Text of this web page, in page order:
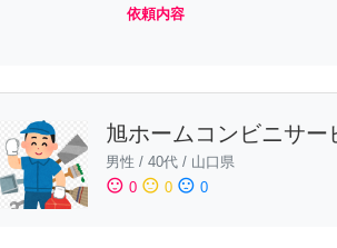
依頼内容
旭ホームコンビニサー
男性 / 40代 / 山口県
sentiment_satisfied 0 sentiment_neutral 0 sentiment_dissatisfied 0